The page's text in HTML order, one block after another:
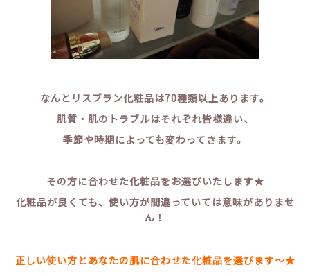
なんとリスブラン化粧品は70種類以上あります。
肌質・肌のトラブルはそれぞれ皆様違い、
季節や時期によっても変わってきます。
その方に合わせた化粧品をお選びいたします★
化粧品が良くても、使い方が間違っていては意味がありませ
ん！
正しい使い方とあなたの肌に合わせた化粧品を選びます～★